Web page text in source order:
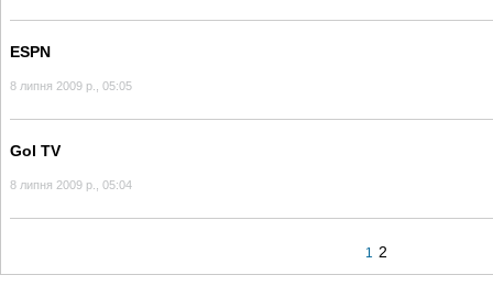
ESPN
8 липня 2009 р., 05:05
Gol TV
8 липня 2009 р., 05:04
1 2